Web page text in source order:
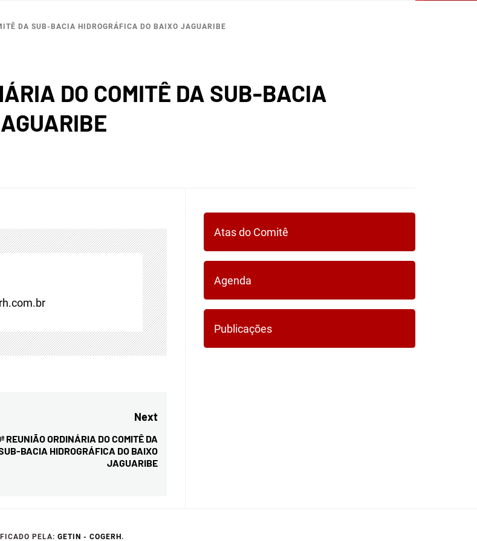
DA SUB-BACIA HIDROGRÁFICA DO BAIXO JAGUARIBE
DO COMITÊ DA SUB-BACIA
Next
Next
post:
REUNIÃO ORDINÁRIA DO COMITÊ DA
BACIA HIDROGRÁFICA DO BAIXO
JAGUARIBE
Atas do Comitê
Agenda
Publicações
PELA: GETIN - COGERH.